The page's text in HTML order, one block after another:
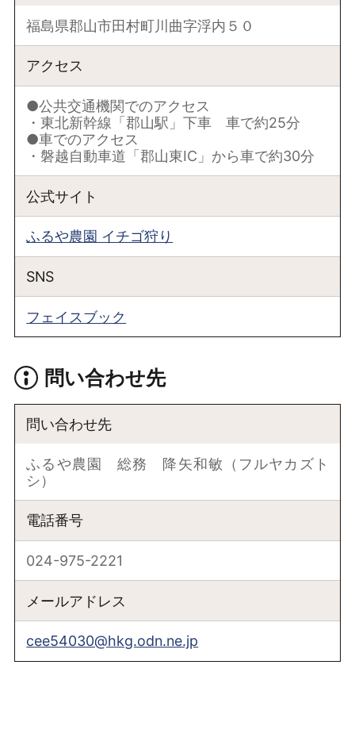
福島県郡山市田村町川曲字浮内５０
アクセス
●公共交通機関でのアクセス
・東北新幹線「郡山駅」下車 車で約25分
●車でのアクセス
・磐越自動車道「郡山東IC」から車で約30分
公式サイト
ふるや農園 イチゴ狩り
SNS
フェイスブック
問い合わせ先
問い合わせ先
ふるや農園 総務 降矢和敏（フルヤカズト
シ）
電話番号
024-975-2221
メールアドレス
cee54030@hkg.odn.ne.jp